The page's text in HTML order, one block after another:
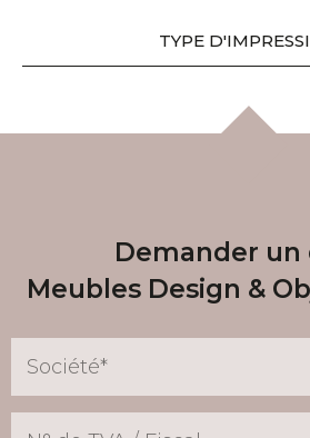
TYPE
Demander un
Meubles Design &